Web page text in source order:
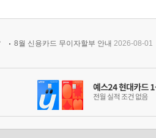
8월 신용카드 무이자할부 안내 2026-08-01